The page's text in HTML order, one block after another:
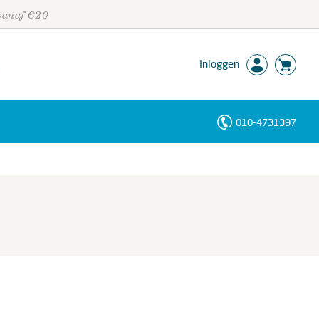
€20
Inloggen
010-4731397
Personen